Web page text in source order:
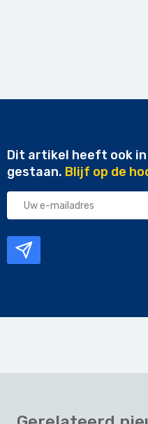
Dit artikel heeft ook
gestaan. Blijf op de
Uw